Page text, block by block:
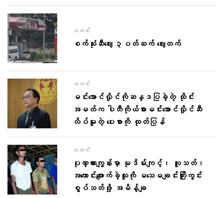
သတင်း
စက်သုံးဆီဈေး ၃ပတ်ဆက် ဈေးတက်
သတင်း
မင်းအောင်လှိုင်ကိုဆန္ဒပြခဲ့တဲ့ ထိုင်း
အမတ်က ပါတီကိုယ်စားမင်းအောင်လှိုင်ဆီ
လိပ်မူတဲ့ ပေးစာကို ထုတ်ပြန်
သတင်း
ပုဏ္ဏားကျွန်းမှာ မုဒိမ်းကျင့်၊ လူသတ်၊
အလောင်းဖျောက်ခဲ့သူကို မသေမချင်းကြိုးကွင်း
စွပ်သတ်ဖို့ အမိန့်ချ